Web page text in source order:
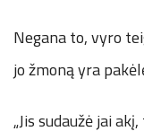
Negana to, vyro
jo žmoną yra
„Jis sudaužė jai